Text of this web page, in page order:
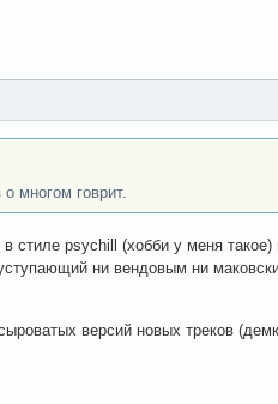
многом говрит.
psychill (хобби у меня такое)
ни вендовым ни
версий новых треков